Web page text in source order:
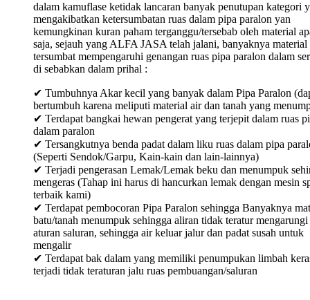
dalam kamuflase ketidak lancaran banyak penutupan kategori
mengakibatkan ketersumbatan ruas dalam pipa paralon yan
kemungkinan kuran paham terganggu/tersebab oleh material
saja, sejauh yang ALFA JASA telah jalani, banyaknya material
tersumbat mempengaruhi genangan ruas pipa paralon dalam
di sebabkan dalam prihal :
✔ Tumbuhnya Akar kecil yang banyak dalam Pipa Paralon
bertumbuh karena meliputi material air dan tanah yang
✔ Terdapat bangkai hewan pengerat yang terjepit dalam ruas
dalam paralon
✔ Tersangkutnya benda padat dalam liku ruas dalam pipa
(Seperti Sendok/Garpu, Kain-kain dan lain-lainnya)
✔ Terjadi pengerasan Lemak/Lemak beku dan menumpuk
mengeras (Tahap ini harus di hancurkan lemak dengan mesin
terbaik kami)
✔ Terdapat pembocoran Pipa Paralon sehingga Banyaknya
batu/tanah menumpuk sehingga aliran tidak teratur mengarungi
aturan saluran, sehingga air keluar jalur dan padat susah untuk
mengalir
✔ Terdapat bak dalam yang memiliki penumpukan limbah
terjadi tidak teraturan jalu ruas pembuangan/saluran